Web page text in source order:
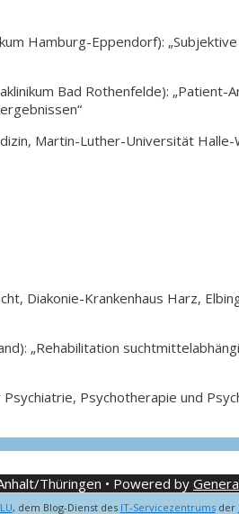
Hamburg-Eppendorf):
Bad Rothenfelde):
Martin-Luther-Universität
Diakonie-Krankenhaus Harz,
„Rehabilitation
Psychiatrie, Psychotherapie und
Thüringen • Powered by
, dem Blog-Dienst des IT-Servicezentrumsder